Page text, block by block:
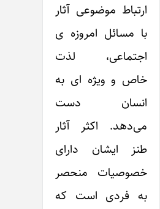
ارتباط موضوعی آثار
با مسائل امروزه ی
اجتماعی، لذت
خاص و ویژه ای به
انسان دست
می‌دهد. اکثر آثار
طنز ایشان دارای
خصوصیات منحصر
به فردی است که